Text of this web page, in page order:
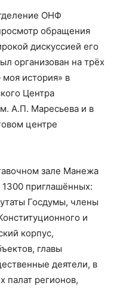
ОНФ
обращения
дискуссией его
организован на трёх
история» в
Центра
А.П. Маресьева и в
центре
зале Манежа
приглашённых:
Госдумы, члены
и
корпус,
главы
деятели, в
палат регионов,